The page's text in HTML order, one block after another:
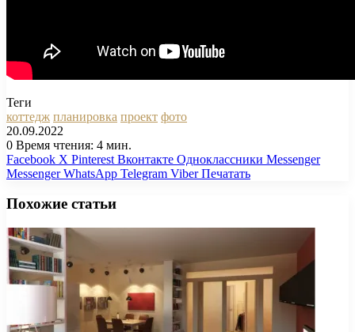
Теги
коттедж планировка проект фото
20.09.2022
0 Время чтения: 4 мин.
Facebook X Pinterest Вконтакте Одноклассники Messenger
Messenger WhatsApp Telegram Viber Печатать
Похожие статьи